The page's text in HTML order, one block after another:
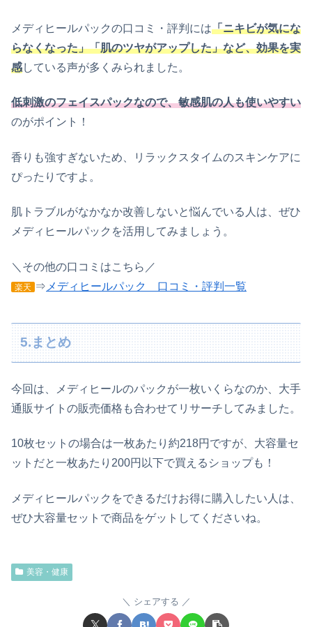
メディヒールパックの口コミ・評判には「ニキビが気にな
らなくなった」「肌のツヤがアップした」など、効果を実
感している声が多くみられました。
低刺激のフェイスパックなので、敏感肌の人も使いやすい
のがポイント！
香りも強すぎないため、リラックスタイムのスキンケアに
ぴったりですよ。
肌トラブルがなかなか改善しないと悩んでいる人は、ぜひ
メディヒールパックを活用してみましょう。
＼その他の口コミはこちら／
楽天 ⇒ メディヒールパック 口コミ・評判一覧
5.まとめ
今回は、メディヒールのパックが一枚いくらなのか、大手
通販サイトの販売価格も合わせてリサーチしてみました。
10枚セットの場合は一枚あたり約218円ですが、大容量セ
ットだと一枚あたり200円以下で買えるショップも！
メディヒールパックをできるだけお得に購入したい人は、
ぜひ大容量セットで商品をゲットしてくださいね。
美容・健康
シェアする